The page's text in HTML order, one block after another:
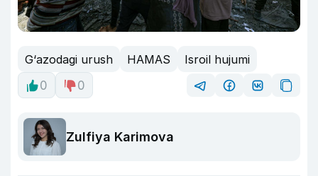
G‘azodagi urush HAMAS
Isroil hujumi
0
0
Zulfiya Karimova